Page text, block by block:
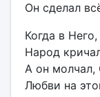
Он сделал
Когда в
Народ
А он молчал,
Любви на